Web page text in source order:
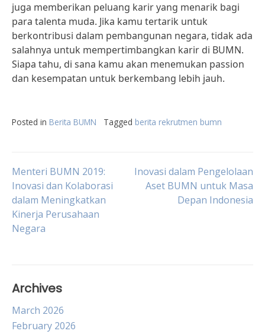
juga memberikan peluang karir yang menarik bagi
para talenta muda. Jika kamu tertarik untuk
berkontribusi dalam pembangunan negara, tidak ada
salahnya untuk mempertimbangkan karir di BUMN.
Siapa tahu, di sana kamu akan menemukan passion
dan kesempatan untuk berkembang lebih jauh.
Posted in Berita BUMN Tagged berita rekrutmen bumn
Post
navigation
Menteri BUMN 2019:
Inovasi dan Kolaborasi
dalam Meningkatkan
Kinerja Perusahaan
Negara
Inovasi dalam Pengelolaan
Aset BUMN untuk Masa
Depan Indonesia
Archives
March 2026
February 2026